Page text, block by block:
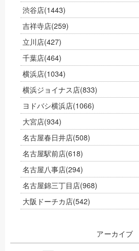
渋谷店(1443)
吉祥寺店(259)
立川店(427)
千葉店(464)
横浜店(1034)
横浜ジョイナス店(833)
ヨドバシ横浜店(1066)
大宮店(934)
名古屋春日井店(508)
名古屋駅前店(618)
名古屋八事店(294)
名古屋錦三丁目店(968)
大阪ドーチカ店(542)
アーカイブ